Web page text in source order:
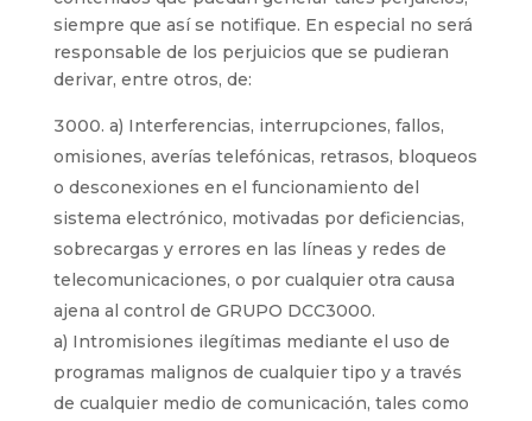
siempre que así se notifique. En especial no será
responsable de los perjuicios que se pudieran
derivar, entre otros, de:
a) Interferencias, interrupciones, fallos,
omisiones, averías telefónicas, retrasos, bloqueos
o desconexiones en el funcionamiento del
sistema electrónico, motivadas por deficiencias,
sobrecargas y errores en las líneas y redes de
telecomunicaciones, o por cualquier otra causa
ajena al control de GRUPO DCC3000.
a) Intromisiones ilegítimas mediante el uso de
programas malignos de cualquier tipo y a través
de cualquier medio de comunicación, tales como